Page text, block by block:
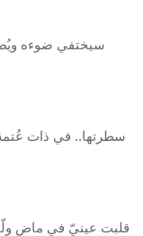
سيختفي ضوءه
سطرتها.. في ذات
قلبت عينيّ في ماضٍ